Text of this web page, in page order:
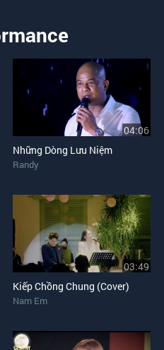
04:06
Những Dòng Lưu Niệm
Randy
03:49
Kiếp Chồng Chung (Cover)
Nam Em